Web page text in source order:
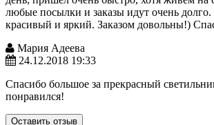
любые посылки и заказы идут очень долго.
красивый и яркий. Заказом довольны!)
Мария Адеева
24.12.2018 19:33
Спасибо большое за прекрасный
понравился!
Оставить отзыв